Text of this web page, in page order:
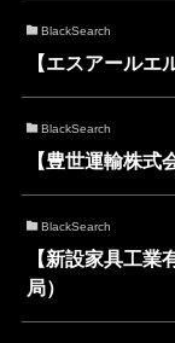
BlackSearch
【エスアールエ
BlackSearch
【豊世運輸株式
BlackSearch
【新設家具工
局）